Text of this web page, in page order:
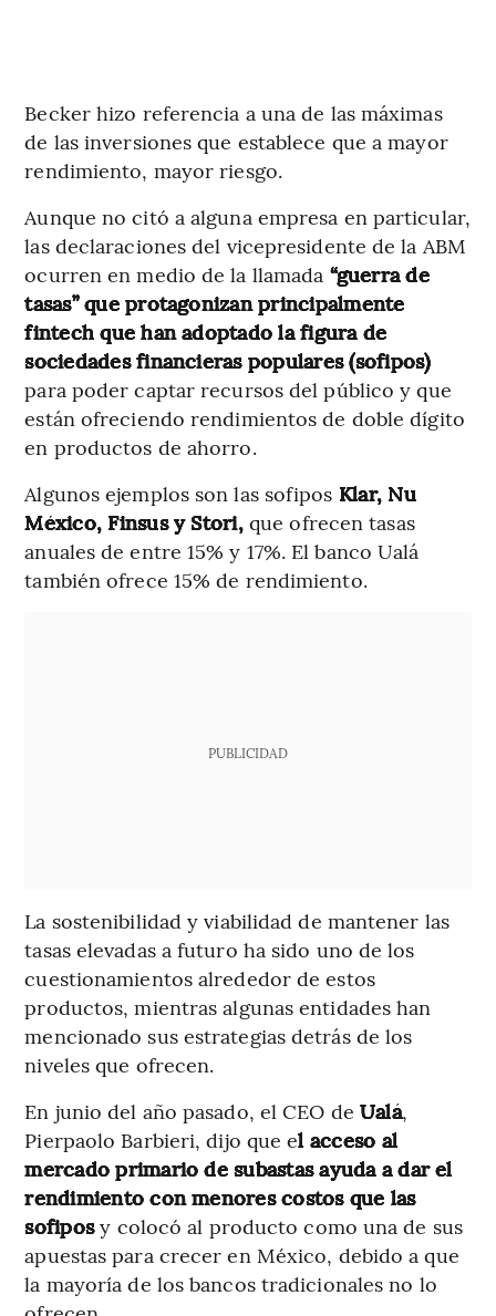
Becker hizo referencia a una de las máximas
de las inversiones que establece que a mayor
rendimiento, mayor riesgo.
Aunque no citó a alguna empresa en particular,
las declaraciones del vicepresidente de la ABM
ocurren en medio de la llamada “guerra de
tasas” que protagonizan principalmente
fintech que han adoptado la figura de
sociedades financieras populares (sofipos)
para poder captar recursos del público y que
están ofreciendo rendimientos de doble dígito
en productos de ahorro.
Algunos ejemplos son las sofipos Klar, Nu
México, Finsus y Stori,que ofrecen tasas
anuales de entre 15% y 17%. El banco Ualá
también ofrece 15% de rendimiento.
PUBLICIDAD
La sostenibilidad y viabilidad de mantener las
tasas elevadas a futuro ha sido uno de los
cuestionamientos alrededor de estos
productos, mientras algunas entidades han
mencionado sus estrategias detrás de los
niveles que ofrecen.
En junio del año pasado, el CEO de Ualá,
Pierpaolo Barbieri, dijo que el acceso al
mercado primario de subastas ayuda a dar el
rendimiento con menores costos que las
sofiposy colocó al producto como una de sus
apuestas para crecer en México, debido a que
la mayoría de los bancos tradicionales no lo